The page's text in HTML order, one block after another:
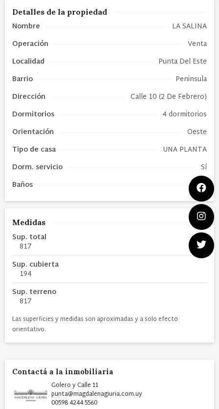
Detalles de la propiedad
Nombre
LA SALINA
Operación
Venta
Localidad
Punta Del Este
Barrio
Peninsula
Dirección
Calle 10 (2 De Febrero)
Dormitorios
4 dormitorios
Orientación
Oeste
Tipo de casa
UNA PLANTA
Dorm. servicio
Sí
Baños
4
Medidas
Sup. total
817
Sup. cubierta
194
Sup. terreno
817
Las superficies y medidas son aproximadas y a solo efecto
orientativo.
Contactá a la inmobiliaria
Golero y Calle 11
punta@magdalenagiuria.com.uy
00598 4244 5560